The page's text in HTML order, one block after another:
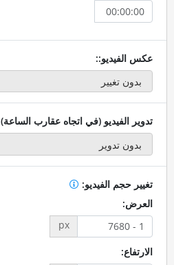
عكس الفيديو::
تدوير الفيديو (في اتجاه عقارب الساعة):
تغيير حجم الفيديو:
العرض:
px
الارتفاع: